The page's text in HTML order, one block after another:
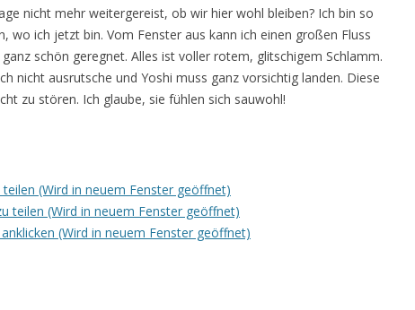
nicht mehr weitergereist, ob wir hier wohl bleiben? Ich bin so
wo ich jetzt bin. Vom Fenster aus kann ich einen großen Fluss
schön geregnet. Alles ist voller rotem, glitschigem Schlamm.
nicht ausrutsche und Yoshi muss ganz vorsichtig landen. Diese
zu stören. Ich glaube, sie fühlen sich sauwohl!
(Wird in neuem Fenster geöffnet)
teilen (Wird in neuem Fenster geöffnet)
(Wird in neuem Fenster geöffnet)